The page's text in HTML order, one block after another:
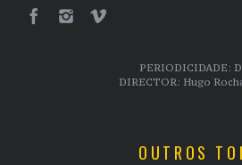
PERIODICIDADE:
DIRECTOR: Hugo
OUTROS